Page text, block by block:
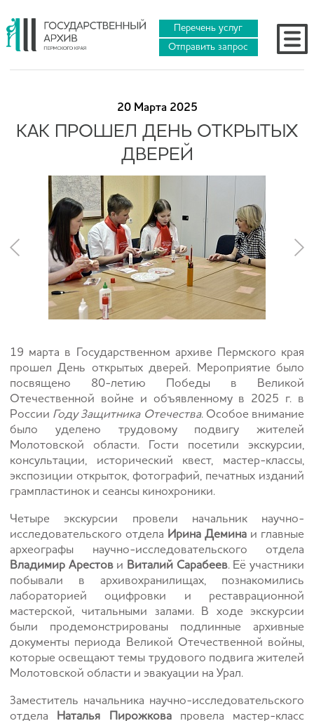
Перечень услуг
Отправить запрос
20 Марта 2025
КАК ПРОШЕЛ ДЕНЬ ОТКРЫТЫХ
ДВЕРЕЙ
19 марта в Государственном архиве Пермского края
прошел День открытых дверей. Мероприятие было
посвящено 80-летию Победы в Великой
Отечественной войне и объявленному в 2025 г. в
России Году Защитника Отечества. Особое внимание
было уделено трудовому подвигу жителей
Молотовской области. Гости посетили экскурсии,
консультации, исторический квест, мастер-классы,
экспозиции открыток, фотографий, печатных изданий
грампластинок и сеансы кинохроники.
Четыре экскурсии провели начальник научно-
исследовательского отдела Ирина Демина и главные
археографы научно-исследовательского отдела
Владимир Арестови Виталий Сарабеев. Её участники
побывали в архивохранилищах, познакомились
лабораторией оцифровки и реставрационной
мастерской, читальными залами. В ходе экскурсии
были продемонстрированы подлинные архивные
документы периода Великой Отечественной войны,
которые освещают темы трудового подвига жителей
Молотовской области и эвакуации на Урал.
Заместитель начальника научно-исследовательского
отдела
Наталья Пирожковапровела мастер-класс